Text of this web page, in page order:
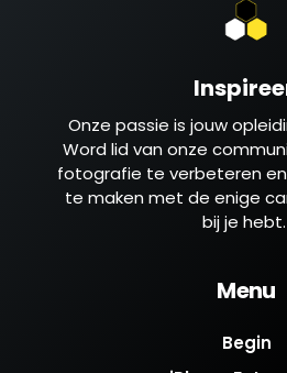
Onze passie is jouw
Word lid van onze
fotografie te verbeteren
te maken met de enige
bij je hebt.
Menu
Begin